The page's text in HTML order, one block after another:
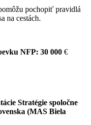
pochopiť pravidlá
na cestách.
NFP: 30 000 €
Stratégie spoločne
(MAS Biela